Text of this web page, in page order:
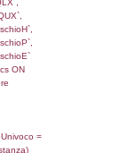
=
=
AND